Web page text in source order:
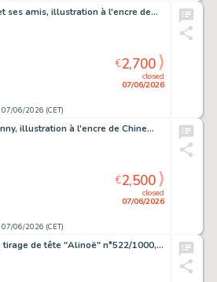
ses amis, illustration à l'encre de…
07/06/2026 (CET)
closed
07/06/2026
€2,700
illustration à l'encre de Chine…
07/06/2026 (CET)
closed
07/06/2026
€2,500
tirage de tête "Alinoë" n°522/1000,…